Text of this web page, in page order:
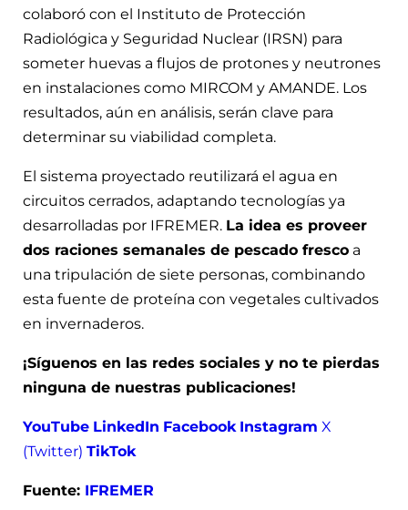
colaboró con el Instituto de Protección
Radiológica y Seguridad Nuclear (IRSN) para
someter huevas a flujos de protones y neutrones
en instalaciones como MIRCOM y AMANDE. Los
resultados, aún en análisis, serán clave para
determinar su viabilidad completa.
El sistema proyectado reutilizará el agua en
circuitos cerrados, adaptando tecnologías ya
desarrolladas por IFREMER. La idea es proveer
dos raciones semanales de pescado fresco a
una tripulación de siete personas, combinando
esta fuente de proteína con vegetales cultivados
en invernaderos.
¡Síguenos en las redes sociales y no te pierdas
ninguna de nuestras publicaciones!
YouTube LinkedIn Facebook Instagram X
(Twitter) TikTok
Fuente: IFREMER